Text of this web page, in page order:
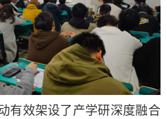
有效架设了产学研深度融合